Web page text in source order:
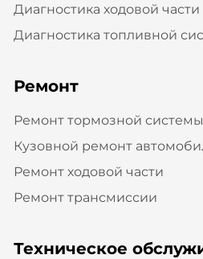
Диагностика ходовой части
Диагностика топливной
Ремонт
Ремонт тормозной системы
Кузовной ремонт
Ремонт ходовой части
Ремонт трансмиссии
Техническое